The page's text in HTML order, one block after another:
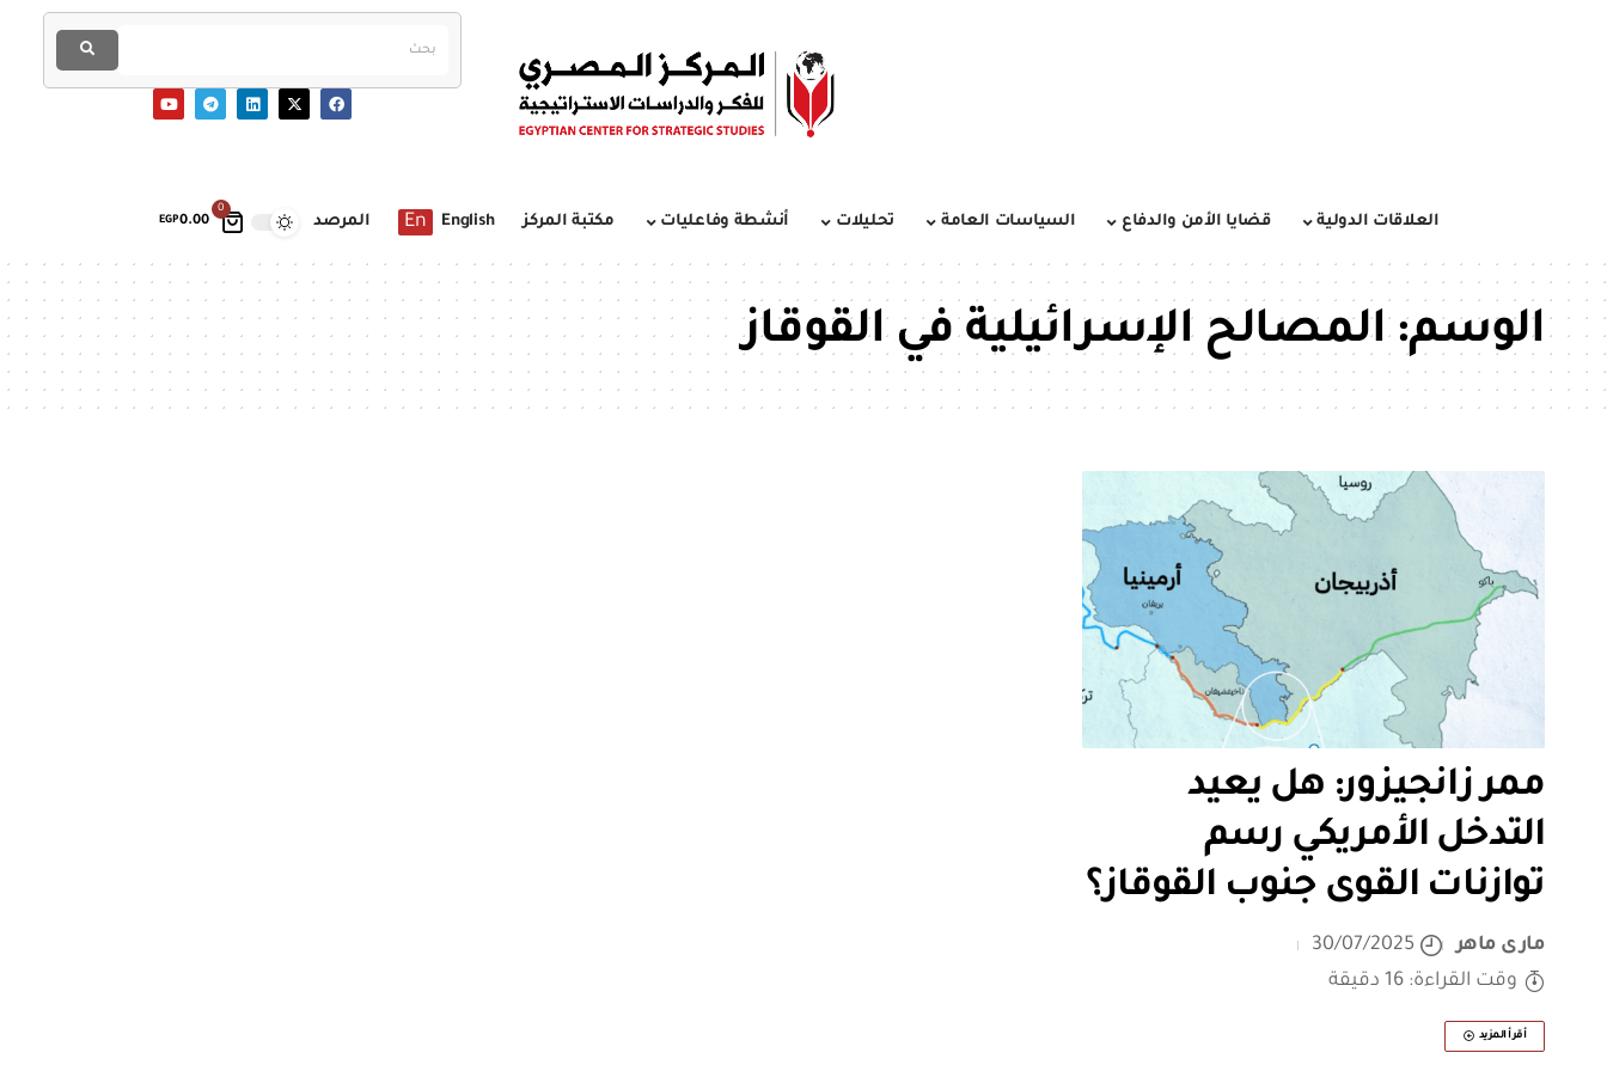
0
EGP0.00 العلاقات الدولية قضايا الأمن والدفاع السياسات العامة تحليلات أنشطة وفاعليات مكتبة المركز English
En المرصد
الوسم:المصالح الإسرائيلية في القوقاز
ممر زانجيزور: هل يعيد
التدخل الأمريكي رسم
توازنات القوى جنوب القوقاز؟
مارى ماهر
30/07/2025
وقت القراءة: 16 دقيقة
أقرأ المزيد